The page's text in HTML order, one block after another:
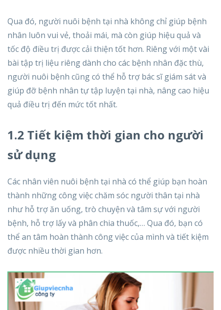
Qua đó, người nuôi bệnh tại nhà không chỉ giúp bệnh
nhân luôn vui vẻ, thoải mái, mà còn giúp hiệu quả và
tốc độ điều trị được cải thiện tốt hơn. Riêng với một vài
bài tập trị liệu riêng dành cho các bệnh nhân đặc thù,
người nuôi bệnh cũng có thể hỗ trợ bác sĩ giám sát và
giúp đỡ bệnh nhân tự tập luyện tại nhà, nâng cao hiệu
quả điều trị đến mức tốt nhất.
1.2 Tiết kiệm thời gian cho người
sử dụng
Các nhân viên nuôi bệnh tại nhà có thể giúp bạn hoàn
thành những công việc chăm sóc người thân tại nhà
như hỗ trợ ăn uống, trò chuyện và tâm sự với người
bệnh, hỗ trợ lấy và phân chia thuốc,… Qua đó, bạn có
thể an tâm hoàn thành công việc của mình và tiết kiệm
được nhiều thời gian hơn.